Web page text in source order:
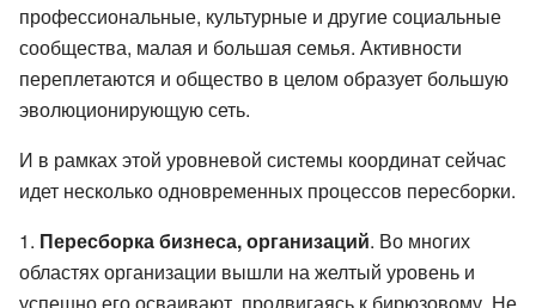
профессиональные, культурные и другие социальные
сообщества, малая и большая семья. Активности
переплетаются и общество в целом образует большую
эволюционирующую сеть.
И в рамках этой уровневой системы координат сейчас
идет несколько одновременных процессов пересборки.
Пересборка бизнеса, организаций. Во многих
областях организации вышли на желтый уровень и